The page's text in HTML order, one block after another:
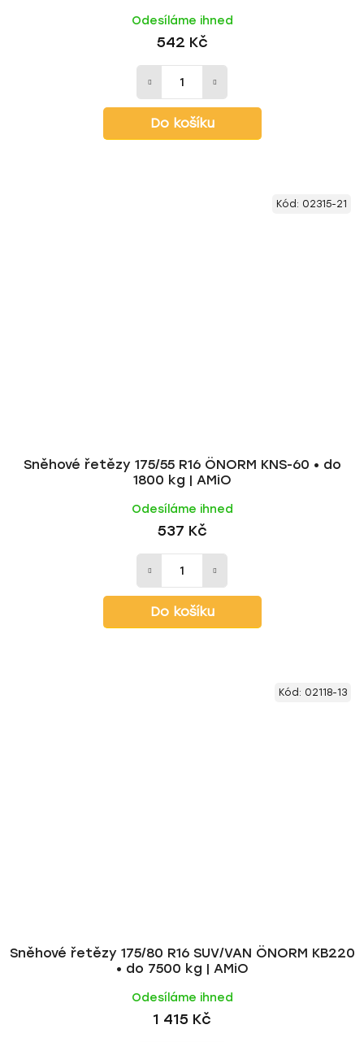
Odesíláme ihned
542 Kč
Do košíku
Sněhové řetězy 175/55 R16 ÖNORM KNS-60 • do
1800 kg | AMiO
Odesíláme ihned
537 Kč
Do košíku
Kód: 02315-21
Sněhové řetězy 175/80 R16 SUV/VAN ÖNORM KB220
• do 7500 kg | AMiO
Odesíláme ihned
1 415 Kč
Kód: 02118-13